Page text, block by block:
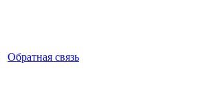
Обратная связь